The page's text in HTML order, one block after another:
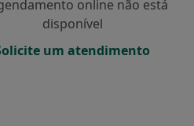
online não está
disponível
um atendimento